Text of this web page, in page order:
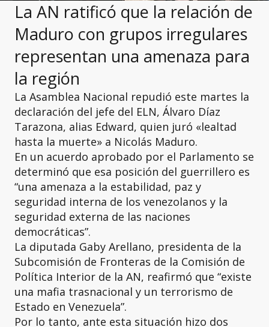
La AN ratificó que la relación de
Maduro con grupos irregulares
representan una amenaza para
la región
La Asamblea Nacional repudió este martes la
declaración del jefe del ELN, Álvaro Díaz
Tarazona, alias Edward, quien juró «lealtad
hasta la muerte» a Nicolás Maduro.
En un acuerdo aprobado por el Parlamento se
determinó que esa posición del guerrillero es
“una amenaza a la estabilidad, paz y
seguridad interna de los venezolanos y la
seguridad externa de las naciones
democráticas”.
La diputada Gaby Arellano, presidenta de la
Subcomisión de Fronteras de la Comisión de
Política Interior de la AN, reafirmó que “existe
una mafia trasnacional y un terrorismo de
Estado en Venezuela”.
Por lo tanto, ante esta situación hizo dos